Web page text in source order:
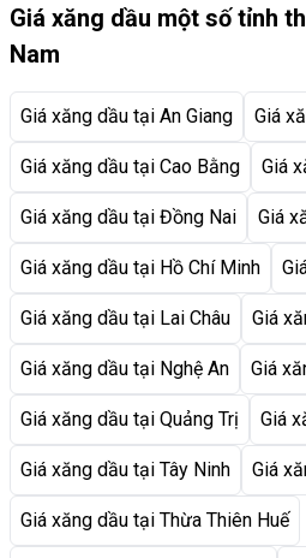
Giá xăng dầu một số tỉnh
Nam
Giá xăng dầu tại An Giang Giá
Giá xăng dầu tại Cao Bằng Giá
Giá xăng dầu tại Đồng Nai Giá
Giá xăng dầu tại Hồ Chí Minh
Giá xăng dầu tại Lai Châu Giá
Giá xăng dầu tại Nghệ An Giá
Giá xăng dầu tại Quảng Trị Giá
Giá xăng dầu tại Tây Ninh Giá
Giá xăng dầu tại Thừa Thiên Huế